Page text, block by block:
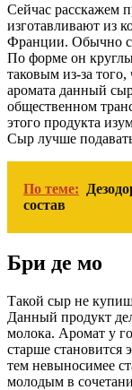
Сейчас расскажем
изготавливают из
Франции. Обычно
По форме он
таковым из-за
аромата данный
общественном
этого продукта
Сыр лучше
По теме:
состав
Бри де мо
Такой сыр не
Данный продукт
молока. Аромат у
старше становится
тем невыносимее
молодым в